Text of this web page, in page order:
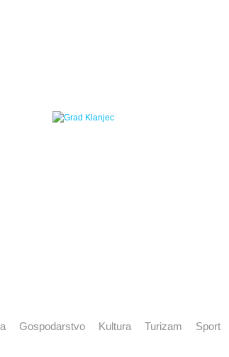
Gospodarstvo Kultura Turizam Sport